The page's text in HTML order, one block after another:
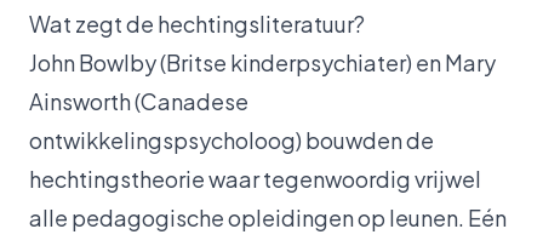
Wat zegt de hechtingsliteratuur?
John Bowlby (Britse kinderpsychiater) en Mary
Ainsworth (Canadese
ontwikkelingspsycholoog) bouwden de
hechtingstheorie waar tegenwoordig vrijwel
alle pedagogische opleidingen op leunen. Eén